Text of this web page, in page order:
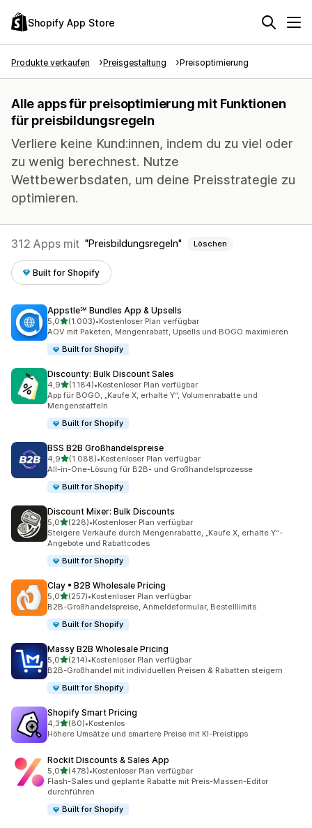
Shopify App Store
Produkte verkaufen Preisgestaltung Preisoptimierung
Alle apps für preisoptimierung mit Funktionen
für preisbildungsregeln
Verliere keine Kund:innen, indem du zu viel oder
zu wenig berechnest. Nutze
Wettbewerbsdaten, um deine Preisstrategie zu
optimieren.
312 Apps mit Preisbildungsregeln Löschen
Built for Shopify
Appstle℠ Bundles App & Upsells
5,0von 5 Sternen
(1.003)
1003 Rezensionen insgesamt
•Kostenloser Plan verfügbar
AOV mit Paketen, Mengenrabatt, Upsells und BOGO maximieren
Built for Shopify
Discounty: Bulk Discount Sales
4,9von 5 Sternen
(1.184)
1184 Rezensionen insgesamt
•Kostenloser Plan verfügbar
App für BOGO, „Kaufe X, erhalte Y“, Volumenrabatte und
Mengenstaffeln
Built for Shopify
BSS B2B Großhandelspreise
4,9von 5 Sternen
(1.088)
1088 Rezensionen insgesamt
•Kostenloser Plan verfügbar
All-in-One-Lösung für B2B- und Großhandelsprozesse
Built for Shopify
Discount Mixer: Bulk Discounts
5,0von 5 Sternen
(228)
228 Rezensionen insgesamt
•Kostenloser Plan verfügbar
Steigere Verkäufe durch Mengenrabatte, „Kaufe X, erhalte Y“-
Angebote und Rabattcodes
Built for Shopify
Clay • B2B Wholesale Pricing
5,0von 5 Sternen
(257)
257 Rezensionen insgesamt
•Kostenloser Plan verfügbar
B2B-Großhandelspreise, Anmeldeformular, Bestelllimits
Built for Shopify
Massy B2B Wholesale Pricing
5,0von 5 Sternen
(214)
214 Rezensionen insgesamt
•Kostenloser Plan verfügbar
B2B-Großhandel mit individuellen Preisen & Rabatten steigern
Built for Shopify
Shopify Smart Pricing
4,3von 5 Sternen
(80)
80 Rezensionen insgesamt
•Kostenlos
Höhere Umsätze und smartere Preise mit KI-Preistipps
Rockit Discounts & Sales App
5,0von 5 Sternen
(478)
478 Rezensionen insgesamt
•Kostenloser Plan verfügbar
Flash-Sales und geplante Rabatte mit Preis-Massen-Editor
durchführen
Built for Shopify